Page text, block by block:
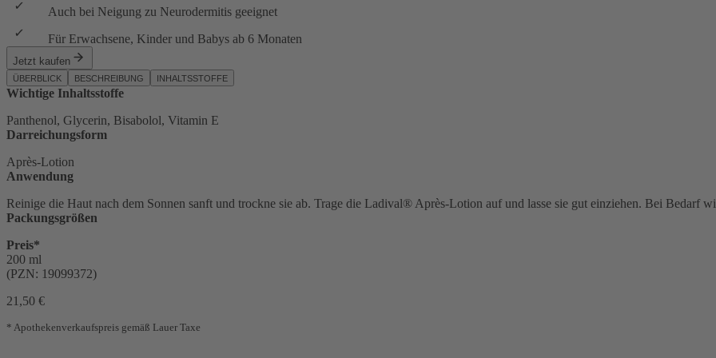
Auch bei Neigung zu Neurodermitis geeignet
Für Erwachsene, Kinder und Babys ab 6 Monaten
Jetzt kaufen
ÜBERBLICK BESCHREIBUNG INHALTSSTOFFE
Wichtige Inhaltsstoffe
Panthenol, Glycerin, Bisabolol, Vitamin E
Darreichungsform
Après-Lotion
Anwendung
Reinige die Haut nach dem Sonnen sanft und trockne sie ab. Trage die Ladival® Après-Lotion auf und lasse sie gut einziehen. Bei Bedarf
Packungsgrößen
Preis*
200 ml
(PZN: 19099372)
21,50 €
* Apothekenverkaufspreis gemäß Lauer Taxe